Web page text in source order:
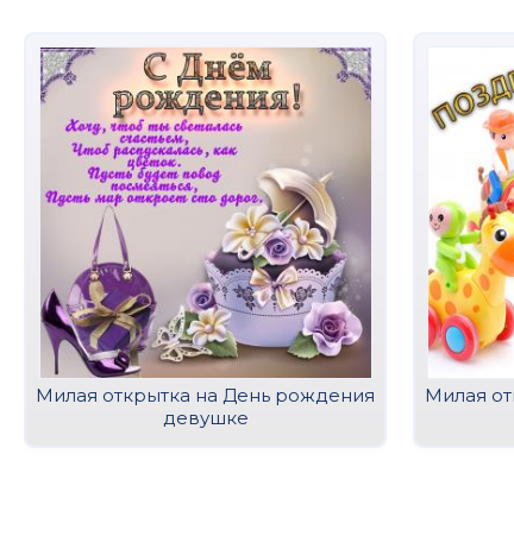
Милая открытка на День рождения
девушке
Милая